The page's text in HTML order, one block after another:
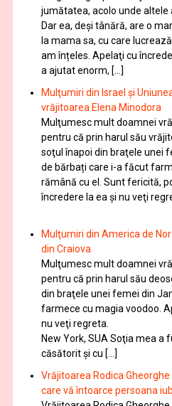
jumătatea, acolo unde altele
Dar ea, deși tânără, are o
la mama sa, cu care
am înțeles. Apelaţi cu
a ajutat enorm, […]
Mulţumiri din Israel și
vrăjitoarea Elena Minodora
Mulţumesc mult doamnei
pentru că prin harul său
soţul înapoi din braţele unei
de bărbați care i-a făcut
rămână cu el. Sunt fericită,
încredere la ea şi nu veţi
Basanna,
Mulţumiri din America de
din Craiova
Mulţumesc mult doamnei
pentru că prin harul său
din braţele unei femei din
farmece cu magia voodoo.
nu veţi
New York, SUA Soţia mea a
căsătorit și cu […]
Vrăjitoarea Rodica
care vă întoarce persoana